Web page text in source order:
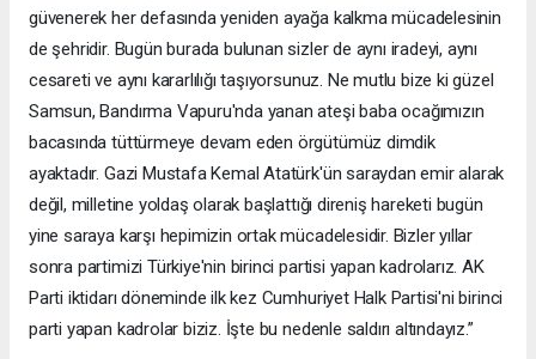
güvenerek her defasında yeniden ayağa kalkma mücadelesinin
de şehridir. Bugün burada bulunan sizler de aynı iradeyi, aynı
cesareti ve aynı kararlılığı taşıyorsunuz. Ne mutlu bize ki güzel
Samsun, Bandırma Vapuru'nda yanan ateşi baba ocağımızın
bacasında tüttürmeye devam eden örgütümüz dimdik
ayaktadır. Gazi Mustafa Kemal Atatürk'ün saraydan emir alarak
değil, milletine yoldaş olarak başlattığı direniş hareketi bugün
yine saraya karşı hepimizin ortak mücadelesidir. Bizler yıllar
sonra partimizi Türkiye'nin birinci partisi yapan kadrolarız. AK
Parti iktidarı döneminde ilk kez Cumhuriyet Halk Partisi'ni birinci
parti yapan kadrolar biziz. İşte bu nedenle saldırı altındayız.”